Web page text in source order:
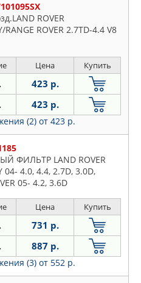
ROVER
RANGE ROVER 2.7TD-4.4 V8
Цена Купить
423 р.
423 р.
(2) от 423 р.
ФИЛЬТР LAND ROVER
04- 4.0, 4.4, 2.7D, 3.0D,
05- 4.2, 3.6D
Цена Купить
731 р.
887 р.
(3) от 552 р.